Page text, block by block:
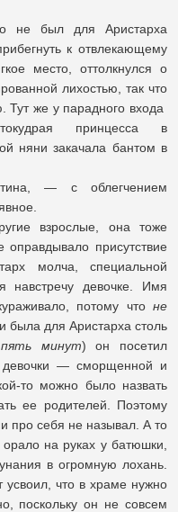
не был для Аристарха
к отвлекающему
место, оттолкнулся о
лихостью, так что
Тут же у парадного входа
принцесса в
няни закачала бантом в
— с облегчением
взрослые, она тоже
присутствие
молча, специальной
навстречу девочке. Имя
потому что не
была для Аристарха столь
минут) он посетил
девочки — сморщенной и
то можно было назвать
ее родителей. Поэтому
про себя не называл. А то
на руках у батюшки,
в огромную лохань.
усвоил, что в храме нужно
поскольку он не совсем